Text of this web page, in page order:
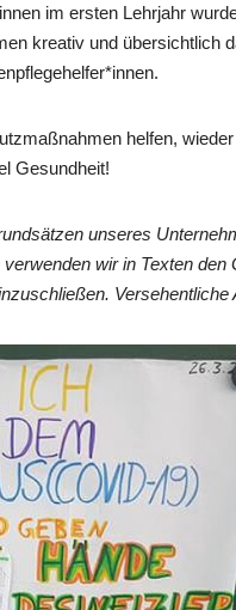
im ersten Lehrjahr
kreativ und übersichtlich
helfen,
Gesundheit!
unseres
wir in Texten